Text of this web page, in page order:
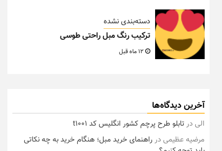
دسته‌بندی نشده
ترکیب رنگ مبل راحتی طوسی
آخرین دیدگاه‌ها
الیدرتابلو طرح پرچم کشور انگلیس کد t1001
مرضیه عظیمیدر راهنمای خرید مبل؛ هنگام خرید به چه نکاتی